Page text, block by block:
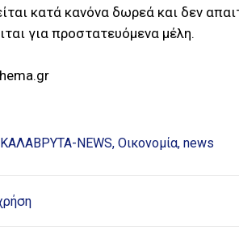
κατά κανόνα δωρεά και δεν
για προστατευόμενα μέλη.
ΚΑΛΑΒΡΥΤΑ-NEWS Οικονομία news